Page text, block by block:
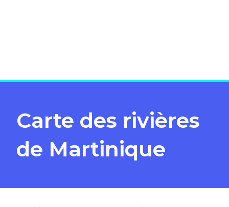
Carte des rivières
de Martinique